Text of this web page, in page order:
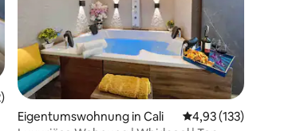
Bewertung: 4,91 von 5, 92 Bewertungen
Eigentumswohnung in Cali Durchschnittliche
4,93 (133)